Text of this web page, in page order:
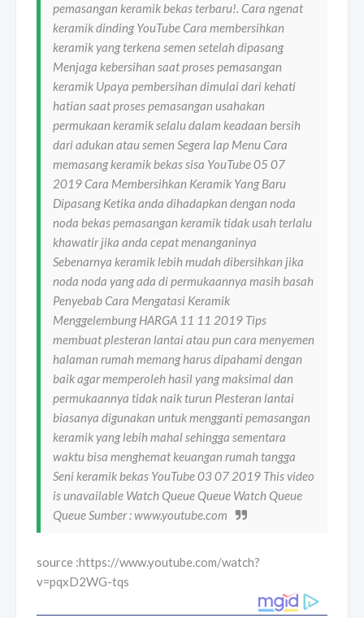
pemasangan keramik bekas terbaru!. Cara ngenat
keramik dinding YouTube Cara membersihkan
keramik yang terkena semen setelah dipasang
Menjaga kebersihan saat proses pemasangan
keramik Upaya pembersihan dimulai dari kehati
hatian saat proses pemasangan usahakan
permukaan keramik selalu dalam keadaan bersih
dari adukan atau semen Segera lap Menu Cara
memasang keramik bekas sisa YouTube 05 07
2019 Cara Membersihkan Keramik Yang Baru
Dipasang Ketika anda dihadapkan dengan noda
noda bekas pemasangan keramik tidak usah terlalu
khawatir jika anda cepat menanganinya
Sebenarnya keramik lebih mudah dibersihkan jika
noda noda yang ada di permukaannya masih basah
Penyebab Cara Mengatasi Keramik
Menggelembung HARGA 11 11 2019 Tips
membuat plesteran lantai atau pun cara menyemen
halaman rumah memang harus dipahami dengan
baik agar memperoleh hasil yang maksimal dan
permukaannya tidak naik turun Plesteran lantai
biasanya digunakan untuk mengganti pemasangan
keramik yang lebih mahal sehingga sementara
waktu bisa menghemat keuangan rumah tangga
Seni keramik bekas YouTube 03 07 2019 This video
is unavailable Watch Queue Queue Watch Queue
Queue Sumber : www.youtube.com
source :https://www.youtube.com/watch?
v=pqxD2WG-tqs